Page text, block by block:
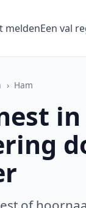
meldenEen val
› Ham